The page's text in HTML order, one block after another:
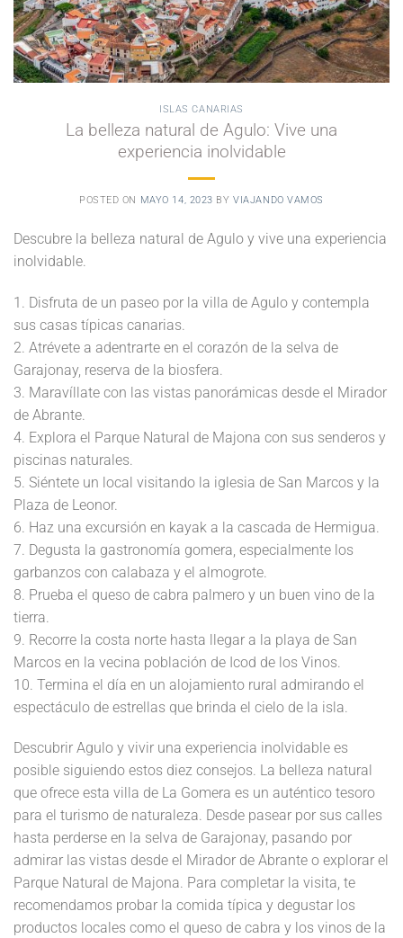
ISLAS CANARIAS
La belleza natural de Agulo: Vive una
experiencia inolvidable
POSTED ON MAYO 14, 2023 BYVIAJANDO VAMOS
Descubre la belleza natural de Agulo y vive una experiencia
inolvidable.
1. Disfruta de un paseo por la villa de Agulo y contempla
sus casas típicas canarias.
2. Atrévete a adentrarte en el corazón de la selva de
Garajonay, reserva de la biosfera.
3. Maravíllate con las vistas panorámicas desde el Mirador
de Abrante.
4. Explora el Parque Natural de Majona con sus senderos y
piscinas naturales.
5. Siéntete un local visitando la iglesia de San Marcos y la
Plaza de Leonor.
6. Haz una excursión en kayak a la cascada de Hermigua.
7. Degusta la gastronomía gomera, especialmente los
garbanzos con calabaza y el almogrote.
8. Prueba el queso de cabra palmero y un buen vino de la
tierra.
9. Recorre la costa norte hasta llegar a la playa de San
Marcos en la vecina población de Icod de los Vinos.
10. Termina el día en un alojamiento rural admirando el
espectáculo de estrellas que brinda el cielo de la isla.
Descubrir Agulo y vivir una experiencia inolvidable es
posible siguiendo estos diez consejos. La belleza natural
que ofrece esta villa de La Gomera es un auténtico tesoro
para el turismo de naturaleza. Desde pasear por sus calles
hasta perderse en la selva de Garajonay, pasando por
admirar las vistas desde el Mirador de Abrante o explorar el
Parque Natural de Majona. Para completar la visita, te
recomendamos probar la comida típica y degustar los
productos locales como el queso de cabra y los vinos de la